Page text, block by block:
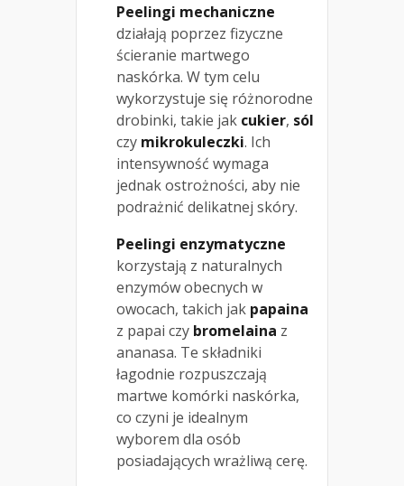
Peelingi mechaniczne
działają poprzez fizyczne
ścieranie martwego
naskórka. W tym celu
wykorzystuje się różnorodne
drobinki, takie jak cukier, sól
czy mikrokuleczki. Ich
intensywność wymaga
jednak ostrożności, aby nie
podrażnić delikatnej skóry.
Peelingi enzymatyczne
korzystają z naturalnych
enzymów obecnych w
owocach, takich jak papaina
z papai czy bromelaina z
ananasa. Te składniki
łagodnie rozpuszczają
martwe komórki naskórka,
co czyni je idealnym
wyborem dla osób
posiadających wrażliwą cerę.